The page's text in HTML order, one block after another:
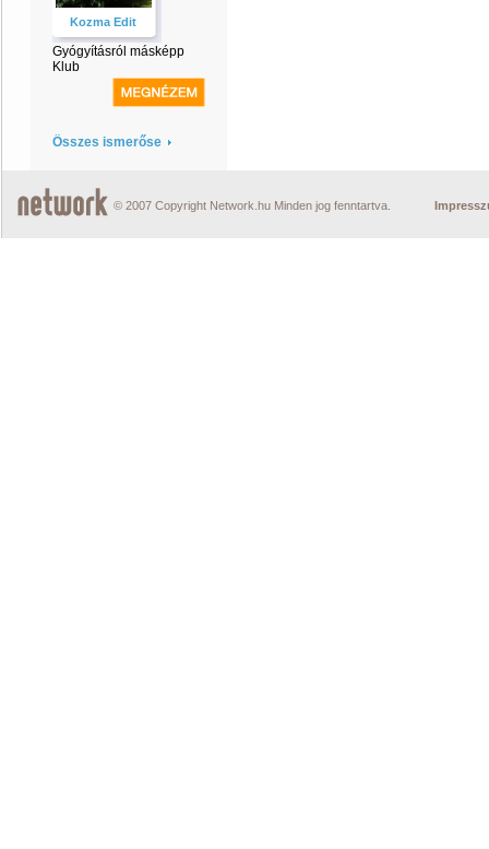
Kozma Edit
Gyógyításról másképp
Klub
Összes ismerőse
© 2007 Copyright Network.hu Minden jog fenntartva.